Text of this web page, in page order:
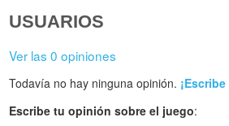
USUARIOS
Ver las 0 opiniones
Todavía no hay ninguna opinión.
Escribe tu opinión sobre el juego: